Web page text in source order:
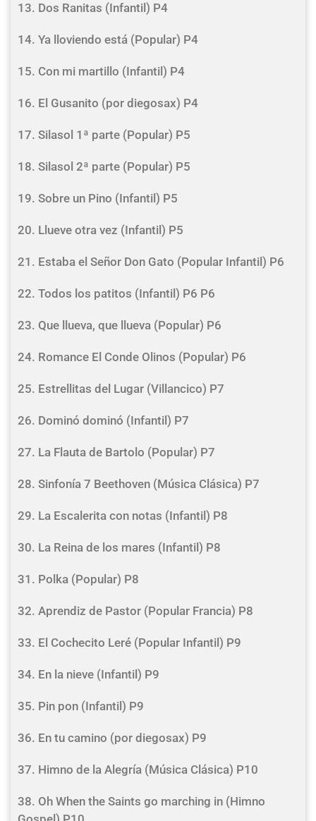
13. Dos Ranitas (Infantil) P4
14. Ya lloviendo está (Popular) P4
15. Con mi martillo (Infantil) P4
16. El Gusanito (por diegosax) P4
17. Silasol 1ª parte (Popular) P5
18. Silasol 2ª parte (Popular) P5
19. Sobre un Pino (Infantil) P5
20. Llueve otra vez (Infantil) P5
21. Estaba el Señor Don Gato (Popular Infantil) P6
22. Todos los patitos (Infantil) P6 P6
23. Que llueva, que llueva (Popular) P6
24. Romance El Conde Olinos (Popular) P6
25. Estrellitas del Lugar (Villancico) P7
26. Dominó dominó (Infantil) P7
27. La Flauta de Bartolo (Popular) P7
28. Sinfonía 7 Beethoven (Música Clásica) P7
29. La Escalerita con notas (Infantil) P8
30. La Reina de los mares (Infantil) P8
31. Polka (Popular) P8
32. Aprendiz de Pastor (Popular Francia) P8
33. El Cochecito Leré (Popular Infantil) P9
34. En la nieve (Infantil) P9
35. Pin pon (Infantil) P9
36. En tu camino (por diegosax) P9
37. Himno de la Alegría (Música Clásica) P10
38. Oh When the Saints go marching in (Himno